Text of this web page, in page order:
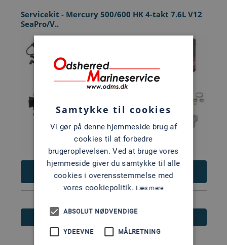
Servicekit - Mercury 500/600 HK 4-takt 7.6L V12
SeaPro/V..
23.730
Samtykke til cookies
Vi gør på denne hjemmeside brug af
cookies til at forbedre
brugeroplevelsen. Ved at bruge vores
hjemmeside giver du samtykke til alle
cookies i overensstemmelse med
vores cookiepolitik. Læs mere
ABSOLUT NØDVENDIGE
YDEEVNE MÅLRETNING